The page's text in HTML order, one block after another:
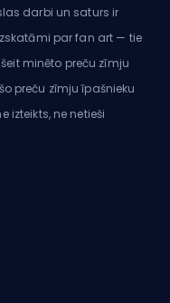
darbi un saturs ir
par fan art — tie
minēto preču zīmju
preču zīmju īpašnieku
izteikts, ne netieši